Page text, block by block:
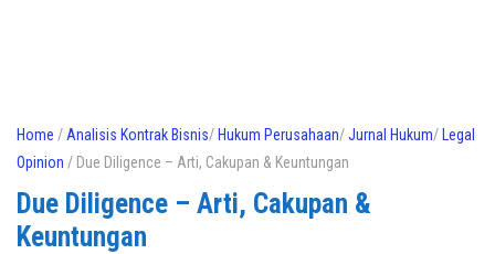
Home / Analisis Kontrak Bisnis/ Hukum Perusahaan/Jurnal Hukum/ Legal
Opinion / Due Diligence – Arti, Cakupan & Keuntungan
Due Diligence – Arti, Cakupan &
Keuntungan